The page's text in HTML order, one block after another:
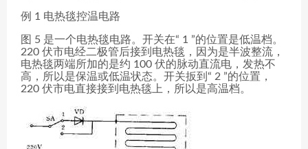
例 1 电热毯控温电路
图 5 是一个电热毯电路。开关在“ 1 ”的位置是低温档。
220 伏市电经二极管后接到电热毯，因为是半波整流，
电热毯两端所加的是约 100 伏的脉动直流电，发热不
高，所以是保温或低温状态。开关扳到“ 2 ”的位置，
220 伏市电直接接到电热毯上，所以是高温档。